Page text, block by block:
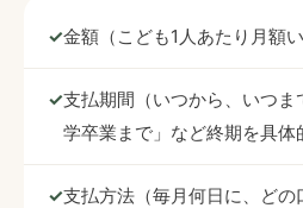
金額（こども1人あたり月額い
支払期間（いつから、いつま
学卒業まで」など終期を具体
支払方法（毎月何日に、どの